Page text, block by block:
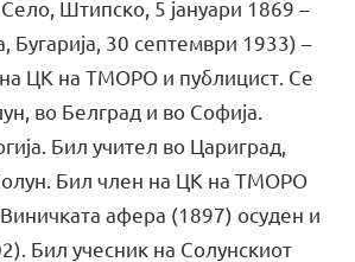
Штипско, 5 јануари 1869 –
Бугарија, 30 септември 1933) –
ЦК на ТМОРО и публицист. Се
во Белград и во Софија.
Бил учител во Цариград,
Бил член на ЦК на ТМОРО
афера (1897) осуден и
Бил учесник на Солунскиот